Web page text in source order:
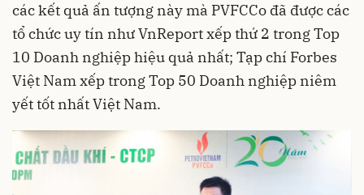
các kết quả ấn tượng này mà PVFCCo đã được các
tổ chức uy tín như VnReport xếp thứ 2 trong Top
10 Doanh nghiệp hiệu quả nhất; Tạp chí Forbes
Việt Nam xếp trong Top 50 Doanh nghiệp niêm
yết tốt nhất Việt Nam.